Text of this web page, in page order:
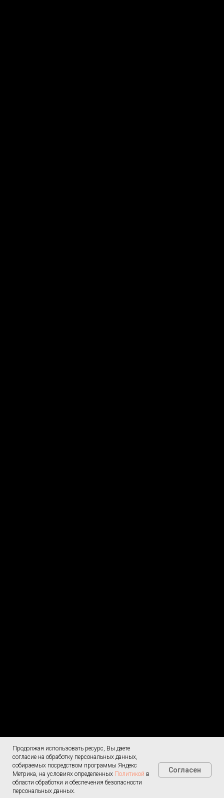
Продолжая использовать ресурс, Вы даете
согласие на обработку персональных данных,
собираемых посредством программы Яндекс
Метрика, на условиях определенных Политикой в
области обработки и обеспечения безопасности
персональных данных.
Согласен
Меню
Политика
конфиденциальности
О доставке
обработку ПД
Контакты